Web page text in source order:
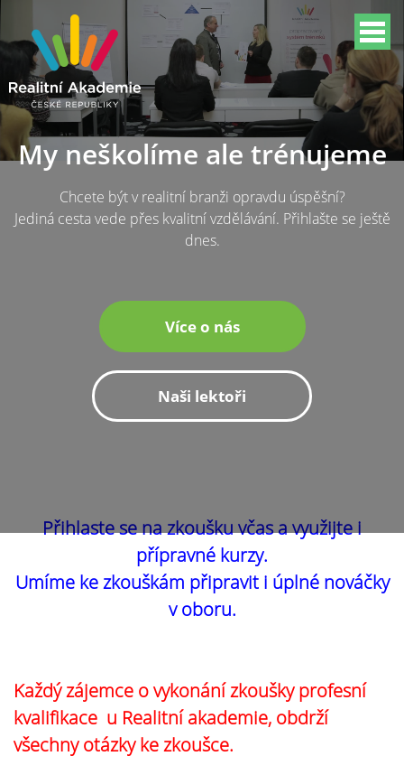
My neškolíme ale trénujeme
Chcete být v realitní branži opravdu úspěšní?
Jediná cesta vede přes kvalitní vzdělávání. Přihlašte se ještě
dnes.
Více o nás
Naši lektoři
Přihlaste se na zkoušku včas a využijte i
přípravné kurzy.
Umíme ke zkouškám připravit i úplné nováčky
v oboru.
Každý zájemce o vykonání zkoušky profesní
kvalifikace u Realitní akademie, obdrží
všechny otázky ke zkoušce.